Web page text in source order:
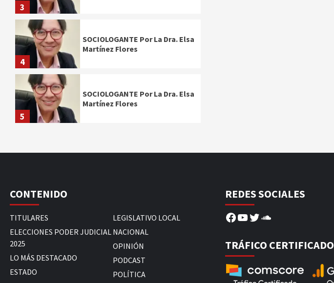
3
4
SOCIOLOGANTE Por La Dra. Elsa
Martínez Flores
5
SOCIOLOGANTE Por La Dra. Elsa
Martínez Flores
CONTENIDO
TITULARES
ELECCIONES PODER JUDICIAL
2025
LO MÁS DESTACADO
ESTADO
LEGISLATIVO LOCAL
NACIONAL
OPINIÓN
PODCAST
POLÍTICA
REDES SOCIALES
Facebook
YouTube
Twitter
SoundCloud
TRÁFICO CERTIFICADO